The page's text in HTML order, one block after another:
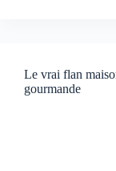
Le vrai flan
gourmande